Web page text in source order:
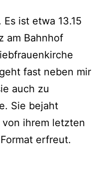
ist etwa 13.15
am Bahnhof
fast neben mir
auch zu
Sie bejaht
ihrem letzten
erfreut.